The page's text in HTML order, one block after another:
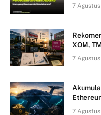
7 Agustus
XOM,
7 Agustus
7 Agustus